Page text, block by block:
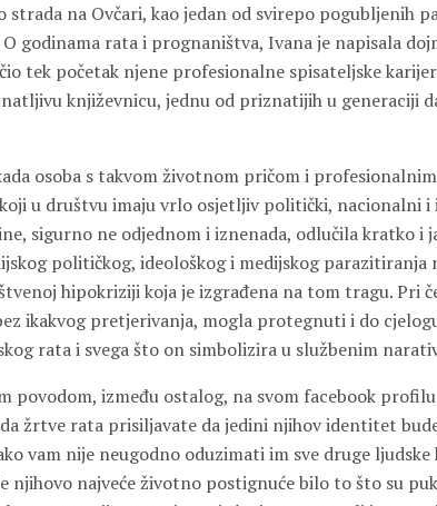
strada na Ovčari, kao jedan od svirepo pogubljenih
O godinama rata i prognaništva, Ivana je napisala
tek početak njene profesionalne spisateljske
književnicu, jednu od priznatijih u generaciji
osoba s takvom životnom pričom i
u društvu imaju vrlo osjetljiv politički, nacionalni
sigurno ne odjednom i iznenada, odlučila kratko i
političkog, ideološkog i medijskog parazitiranja
hipokriziji koja je izgrađena na tom tragu. Pri
ikakvog pretjerivanja, mogla protegnuti i do
rata i svega što on simbolizira u službenim
povodom, između ostalog, na svom facebook
žrtve rata prisiljavate da jedini njihov identitet
vam nije neugodno oduzimati im sve druge
njihovo najveće životno postignuće bilo to što su